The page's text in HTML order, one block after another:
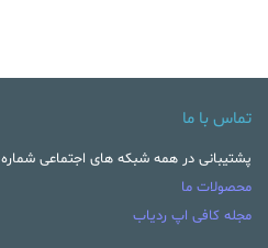
تماس با ما
پشتیبانی در همه شبکه های اجتماعی شماره 09056820066 است
محصولات ما
مجله کافی اپ ردیاب